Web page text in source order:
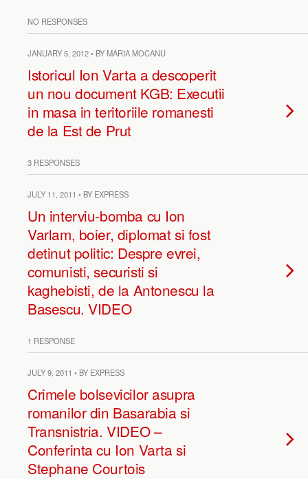
NO RESPONSES
JANUARY 5, 2012 • BY MARIA MOCANU
Istoricul Ion Varta a descoperit
un nou document KGB: Executii
in masa in teritoriile romanesti
de la Est de Prut
3 RESPONSES
JULY 11, 2011 • BY EXPRESS
Un interviu-bomba cu Ion
Varlam, boier, diplomat si fost
detinut politic: Despre evrei,
comunisti, securisti si
kaghebisti, de la Antonescu la
Basescu. VIDEO
1 RESPONSE
JULY 9, 2011 • BY EXPRESS
Crimele bolsevicilor asupra
romanilor din Basarabia si
Transnistria. VIDEO –
Conferinta cu Ion Varta si
Stephane Courtois